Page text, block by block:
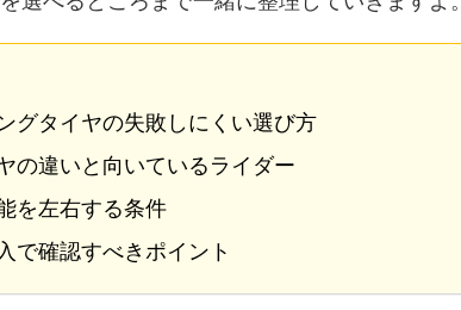
グタイヤの失敗しにくい選び方
の違いと向いているライダー
を左右する条件
で確認すべきポイント